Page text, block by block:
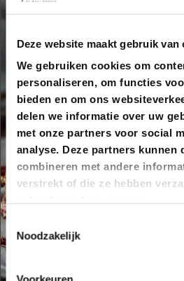
Deze website maakt gebruik van
We gebruiken cookies om
personaliseren, om functies
bieden en om ons
delen we informatie over uw
met onze partners voor social
analyse. Deze partners kunnen
combineren met andere
verstrekt of die ze hebben
Toestemmingsselectie
Noodzakelijk